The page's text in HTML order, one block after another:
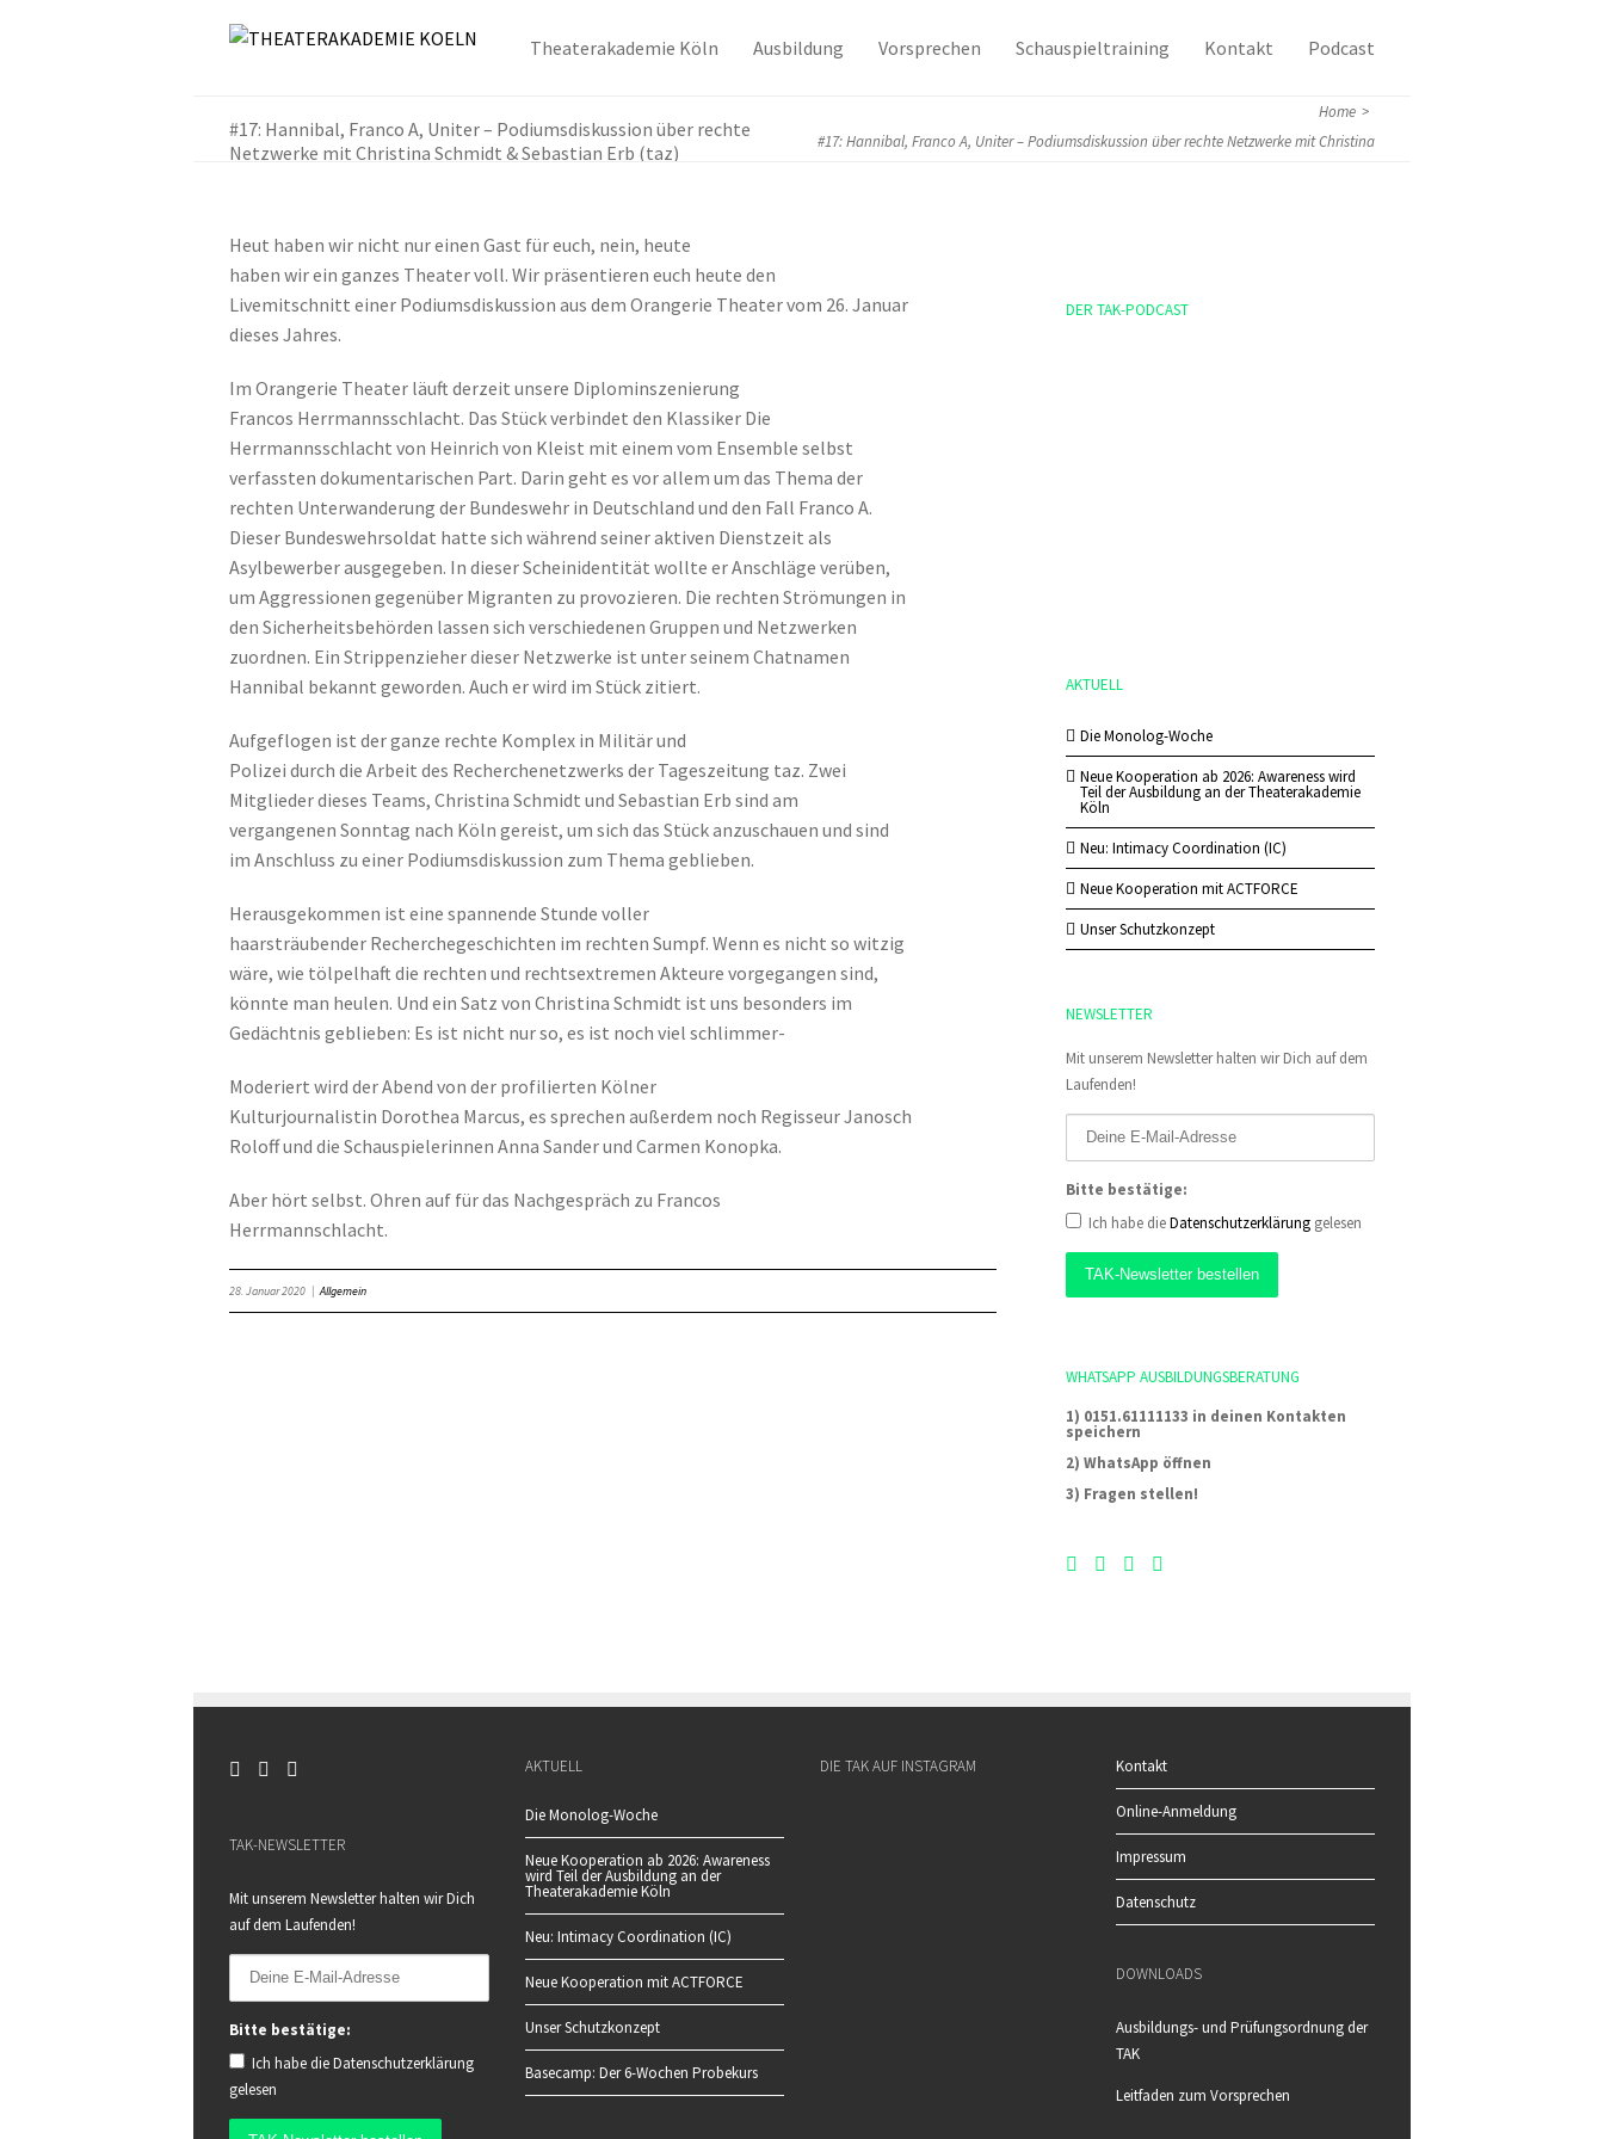
Theaterakademie Köln Ausbildung Vorsprechen Schauspieltraining Kontakt Podcast
#17: Hannibal, Franco A, Uniter – Podiumsdiskussion über rechte
Netzwerke mit Christina Schmidt & Sebastian Erb (taz)
Home >
#17: Hannibal, Franco A, Uniter – Podiumsdiskussion über rechte Netzwerke mit Christina
Heut haben wir nicht nur einen Gast für euch, nein, heute
haben wir ein ganzes Theater voll. Wir präsentieren euch heute den
Livemitschnitt einer Podiumsdiskussion aus dem Orangerie Theater vom 26. Januar
dieses Jahres.
Im Orangerie Theater läuft derzeit unsere Diplominszenierung
Francos Herrmannsschlacht. Das Stück verbindet den Klassiker Die
Herrmannsschlacht von Heinrich von Kleist mit einem vom Ensemble selbst
verfassten dokumentarischen Part. Darin geht es vor allem um das Thema der
rechten Unterwanderung der Bundeswehr in Deutschland und den Fall Franco A.
Dieser Bundeswehrsoldat hatte sich während seiner aktiven Dienstzeit als
Asylbewerber ausgegeben. In dieser Scheinidentität wollte er Anschläge verüben,
um Aggressionen gegenüber Migranten zu provozieren. Die rechten Strömungen in
den Sicherheitsbehörden lassen sich verschiedenen Gruppen und Netzwerken
zuordnen. Ein Strippenzieher dieser Netzwerke ist unter seinem Chatnamen
Hannibal bekannt geworden. Auch er wird im Stück zitiert.
Aufgeflogen ist der ganze rechte Komplex in Militär und
Polizei durch die Arbeit des Recherchenetzwerks der Tageszeitung taz. Zwei
Mitglieder dieses Teams, Christina Schmidt und Sebastian Erb sind am
vergangenen Sonntag nach Köln gereist, um sich das Stück anzuschauen und sind
im Anschluss zu einer Podiumsdiskussion zum Thema geblieben.
Herausgekommen ist eine spannende Stunde voller
haarsträubender Recherchegeschichten im rechten Sumpf. Wenn es nicht so witzig
wäre, wie tölpelhaft die rechten und rechtsextremen Akteure vorgegangen sind,
könnte man heulen. Und ein Satz von Christina Schmidt ist uns besonders im
Gedächtnis geblieben: Es ist nicht nur so, es ist noch viel schlimmer-
Moderiert wird der Abend von der profilierten Kölner
Kulturjournalistin Dorothea Marcus, es sprechen außerdem noch Regisseur Janosch
Roloff und die Schauspielerinnen Anna Sander und Carmen Konopka.
Aber hört selbst. Ohren auf für das Nachgespräch zu Francos
Herrmannschlacht.
28. Januar 2020 | Allgemein
DER TAK-PODCAST
AKTUELL
Die Monolog-Woche
Neue Kooperation ab 2026: Awareness wird
Teil der Ausbildung an der Theaterakademie
Köln
Neu: Intimacy Coordination (IC)
Neue Kooperation mit ACTFORCE
Unser Schutzkonzept
NEWSLETTER
Mit unserem Newsletter halten wir Dich auf dem
Laufenden!
Bitte bestätige:
Ich habe dieDatenschutzerklärunggelesen
WHATSAPP AUSBILDUNGSBERATUNG
1) 0151.61111133 in deinen Kontakten
speichern
2) WhatsApp öffnen
3) Fragen stellen!
TAK-NEWSLETTER
Mit unserem Newsletter halten wir Dich
auf dem Laufenden!
Bitte bestätige:
Ich habe dieDatenschutzerklärung
gelesen
AKTUELL
Die Monolog-Woche
Neue Kooperation ab 2026: Awareness
wird Teil der Ausbildung an der
Theaterakademie Köln
Neu: Intimacy Coordination (IC)
Neue Kooperation mit ACTFORCE
Unser Schutzkonzept
Basecamp: Der 6-Wochen Probekurs
DIE TAK AUF INSTAGRAM Kontakt
Online-Anmeldung
Impressum
Datenschutz
DOWNLOADS
Ausbildungs- und Prüfungsordnung der
TAK
Leitfaden zum Vorsprechen